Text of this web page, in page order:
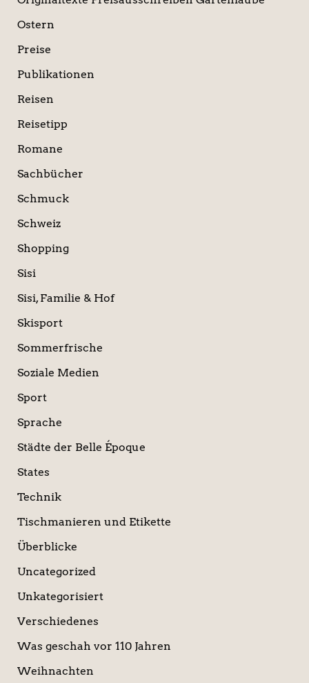
Ostern
Preise
Publikationen
Reisen
Reisetipp
Romane
Sachbücher
Schmuck
Schweiz
Shopping
Sisi
Sisi, Familie & Hof
Skisport
Sommerfrische
Soziale Medien
Sport
Sprache
Städte der Belle Époque
States
Technik
Tischmanieren und Etikette
Überblicke
Uncategorized
Unkategorisiert
Verschiedenes
Was geschah vor 110 Jahren
Weihnachten